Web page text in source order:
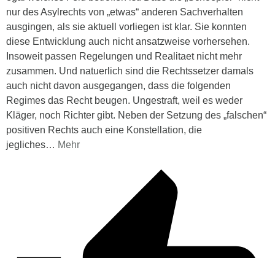
nur des Asylrechts von „etwas“ anderen Sachverhalten
ausgingen, als sie aktuell vorliegen ist klar. Sie konnten
diese Entwicklung auch nicht ansatzweise vorhersehen.
Insoweit passen Regelungen und Realitaet nicht mehr
zusammen. Und natuerlich sind die Rechtssetzer damals
auch nicht davon ausgegangen, dass die folgenden
Regimes das Recht beugen. Ungestraft, weil es weder
Kläger, noch Richter gibt. Neben der Setzung des „falschen“
positiven Rechts auch eine Konstellation, die
jegliches… Mehr